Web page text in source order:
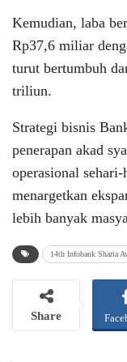
Kemudian, laba
Rp37,6 miliar
turut bertumbuh
triliun.
Strategi bisnis
penerapan akad
operasional
menargetkan
lebih banyak
14th Infobank Sharia
Share